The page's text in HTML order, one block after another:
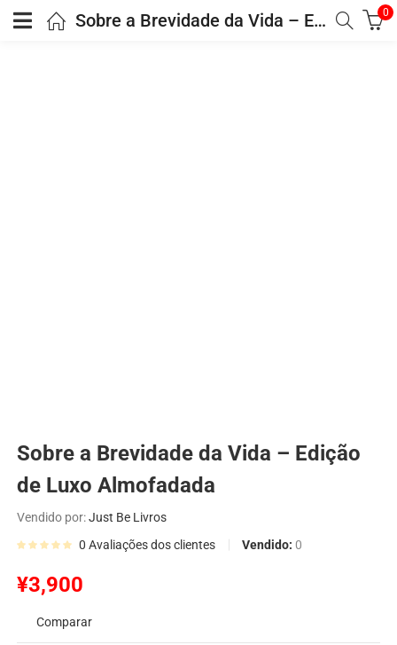
Sobre a Brevidade da Vida – Edição de Luxo Almofadada 0
Sobre a Brevidade da Vida – Edição
de Luxo Almofadada
Vendido por:Just Be Livros
0 Avaliações dos clientes Vendido:0
¥3,900
Comparar